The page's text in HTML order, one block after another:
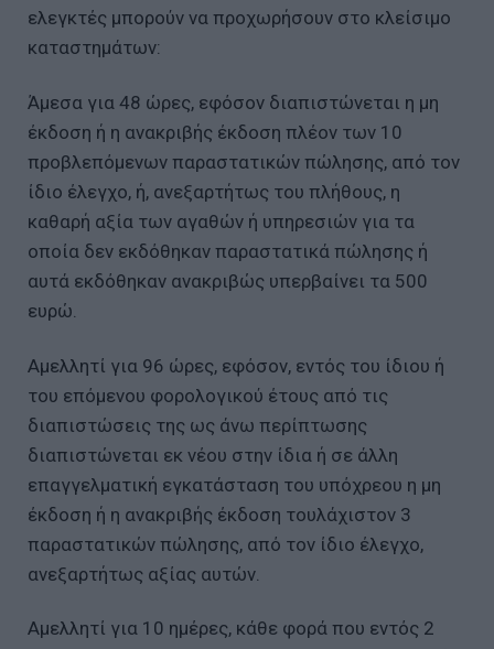
ελεγκτές μπορούν να προχωρήσουν στο κλείσιμο
καταστημάτων:
Άμεσα για 48 ώρες, εφόσον διαπιστώνεται η μη
έκδοση ή η ανακριβής έκδοση πλέον των 10
προβλεπόμενων παραστατικών πώλησης, από τον
ίδιο έλεγχο, ή, ανεξαρτήτως του πλήθους, η
καθαρή αξία των αγαθών ή υπηρεσιών για τα
οποία δεν εκδόθηκαν παραστατικά πώλησης ή
αυτά εκδόθηκαν ανακριβώς υπερβαίνει τα 500
ευρώ.
Αμελλητί για 96 ώρες, εφόσον, εντός του ίδιου ή
του επόμενου φορολογικού έτους από τις
διαπιστώσεις της ως άνω περίπτωσης
διαπιστώνεται εκ νέου στην ίδια ή σε άλλη
επαγγελματική εγκατάσταση του υπόχρεου η μη
έκδοση ή η ανακριβής έκδοση τουλάχιστον 3
παραστατικών πώλησης, από τον ίδιο έλεγχο,
ανεξαρτήτως αξίας αυτών.
Αμελλητί για 10 ημέρες, κάθε φορά που εντός 2